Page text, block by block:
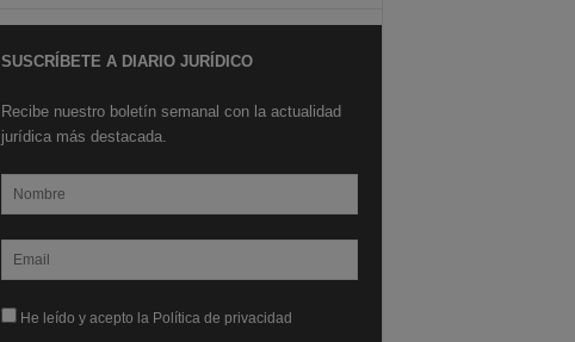
SUSCRÍBETE A DIARIO JURÍDICO
Recibe nuestro boletín semanal con la actualidad
jurídica más destacada.
He leído y acepto la Política de privacidad